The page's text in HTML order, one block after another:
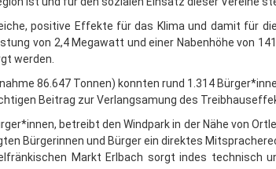
positive Effekte für das Klima und damit für
von 2,4 Megawatt und einer Nabenhöhe von
werden.
86.647 Tonnen) konnten rund 1.314
Beitrag zur Verlangsamung des
betreibt den Windpark in der Nähe von
Bürgerinnen und Bürger ein direktes
Markt Erlbach sorgt indes technisch